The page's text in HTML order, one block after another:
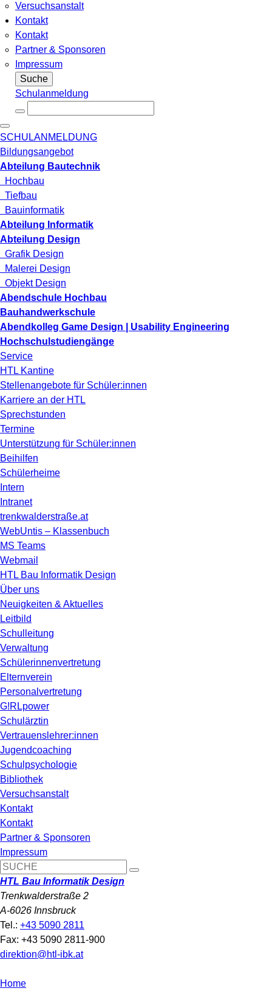
Versuchsanstalt
Kontakt
Kontakt
Partner & Sponsoren
Impressum
Suche
Schulanmeldung
SCHULANMELDUNG
Bildungsangebot
Abteilung Bautechnik
Hochbau
Tiefbau
Bauinformatik
Abteilung Informatik
Abteilung Design
Grafik Design
Malerei Design
Objekt Design
Abendschule Hochbau
Bauhandwerkschule
Abendkolleg Game Design | Usability Engineering
Hochschulstudiengänge
Service
HTL Kantine
Stellenangebote für Schüler:innen
Karriere an der HTL
Sprechstunden
Termine
Unterstützung für Schüler:innen
Beihilfen
Schülerheime
Intern
Intranet
trenkwalderstraße.at
WebUntis – Klassenbuch
MS Teams
Webmail
HTL Bau Informatik Design
Über uns
Neuigkeiten & Aktuelles
Leitbild
Schulleitung
Verwaltung
Schülerinnenvertretung
Elternverein
Personalvertretung
G!RLpower
Schulärztin
Vertrauenslehrer:innen
Jugendcoaching
Schulpsychologie
Bibliothek
Versuchsanstalt
Kontakt
Kontakt
Partner & Sponsoren
Impressum
HTL Bau Informatik Design
Trenkwalderstraße 2
A-6026 Innsbruck
Tel.: +43 5090 2811
Fax: +43 5090 2811-900
direktion@htl-ibk.at
Home